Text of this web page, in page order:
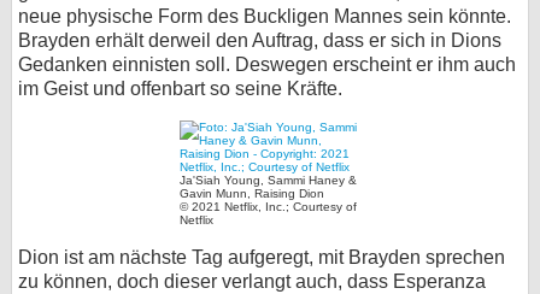
neue physische Form des Buckligen Mannes sein könnte.
Brayden erhält derweil den Auftrag, dass er sich in Dions
Gedanken einnisten soll. Deswegen erscheint er ihm auch
im Geist und offenbart so seine Kräfte.
Ja'Siah Young, Sammi Haney &
Gavin Munn, Raising Dion
© 2021 Netflix, Inc.; Courtesy of
Netflix
Dion ist am nächste Tag aufgeregt, mit Brayden sprechen
zu können, doch dieser verlangt auch, dass Esperanza